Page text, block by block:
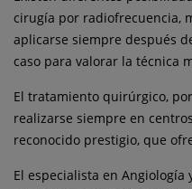
cirugía por radiofrecuencia,
aplicarse siempre después
caso para valorar la técnica
El tratamiento quirúrgico,
realizarse siempre en
reconocido prestigio, que
El especialista en Angiología